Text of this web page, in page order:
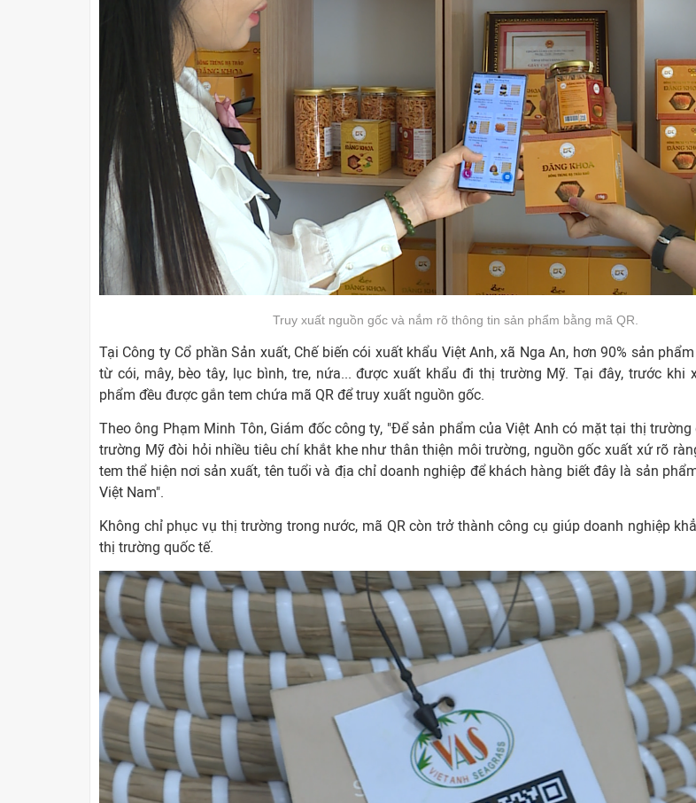
Truy xuất nguồn gốc và nắm rõ thông tin sản phẩm bằng mã QR.
Tại Công ty Cổ phần Sản xuất, Chế biến cói xuất khẩu Việt Anh, xã Nga An, hơn 90% sản
từ cói, mây, bèo tây, lục bình, tre, nứa... được xuất khẩu đi thị trường Mỹ. Tại đây, trước khi
phẩm đều được gắn tem chứa mã QR để truy xuất nguồn gốc.
Theo ông Phạm Minh Tôn, Giám đốc công ty, "Để sản phẩm của Việt Anh có mặt tại thị
trường Mỹ đòi hỏi nhiều tiêu chí khắt khe như thân thiện môi trường, nguồn gốc xuất xứ rõ
tem thể hiện nơi sản xuất, tên tuổi và địa chỉ doanh nghiệp để khách hàng biết đây là sản
Việt Nam".
Không chỉ phục vụ thị trường trong nước, mã QR còn trở thành công cụ giúp doanh nghiệp
thị trường quốc tế.